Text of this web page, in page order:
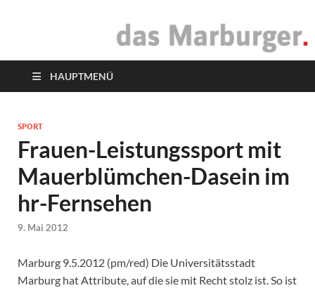
das Marburger.
HAUPTMENÜ
SPORT
Frauen-Leistungssport mit
Mauerblümchen-Dasein im
hr-Fernsehen
9. Mai 2012
Marburg 9.5.2012 (pm/red) Die Universitätsstadt
Marburg hat Attribute, auf die sie mit Recht stolz ist. So ist